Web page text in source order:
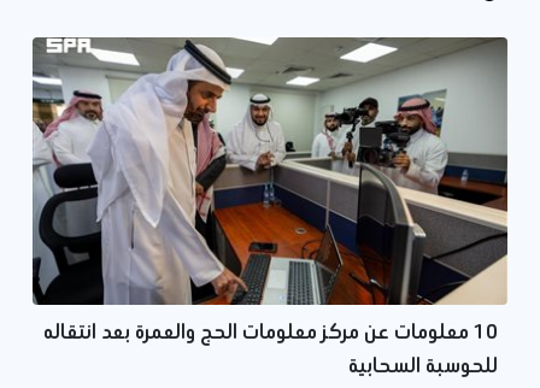
10 معلومات عن مركز معلومات الحج والعمرة بعد انتقاله
للحوسبة السحابية